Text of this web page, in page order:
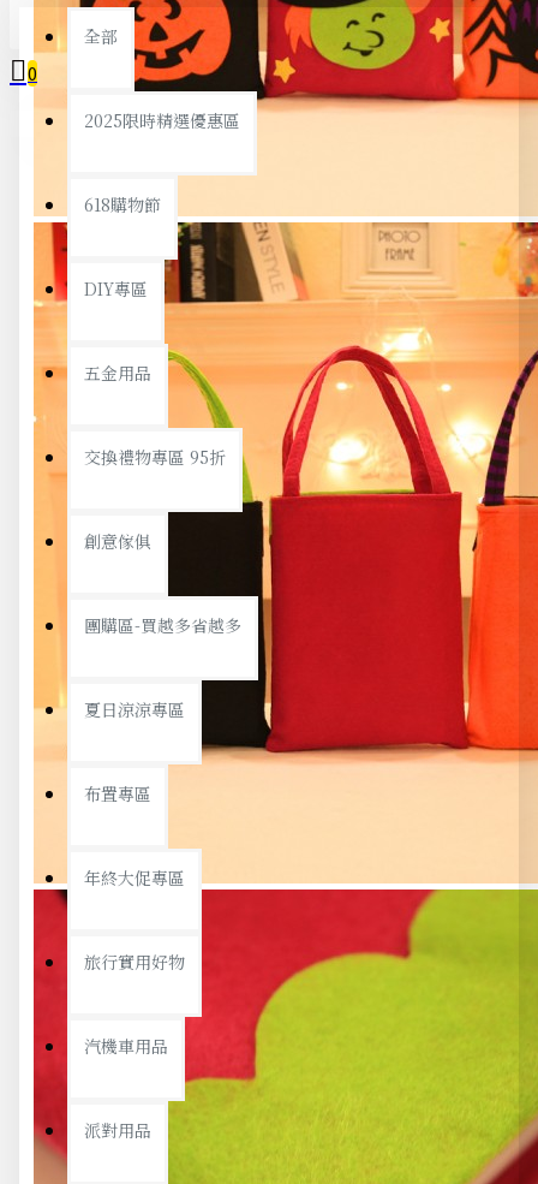
全部
2025限時精選優惠區
618購物節
DIY專區
五金用品
交換禮物專區 95折
創意傢俱
團購區-買越多省越多
夏日涼涼專區
布置專區
年終大促專區
旅行實用好物
汽機車用品
派對用品
0
您的購物車內沒有商品！